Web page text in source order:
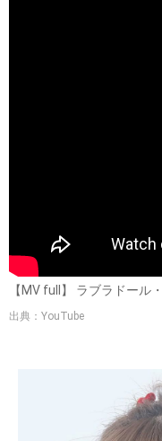
【MV full】 ラブラドール
出典：YouTube